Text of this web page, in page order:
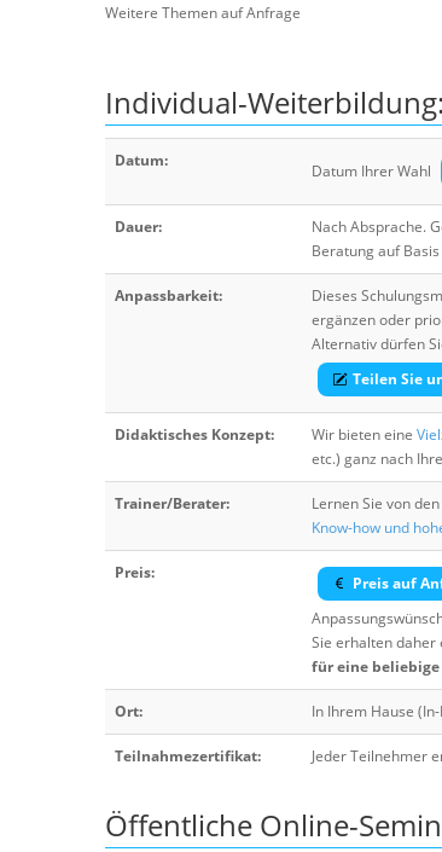
Weitere Themen auf Anfrage
Individual-
Datum:
Datum Ihrer Wahl
Dauer:
Nach Absprache.
Beratung auf
Anpassbarkeit: Dieses
ergänzen oder
Alternativ dürfen
Teilen Sie
Didaktisches Konzept: Wir bieten eine
etc.) ganz nach
Trainer/Berater: Lernen Sie von
Know-how und
Preis:
Preis auf
Sie erhalten daher
für eine
Ort: In Ihrem Hause
Teilnahmezertifikat: Jeder Teilnehmer
Öffentliche Online-